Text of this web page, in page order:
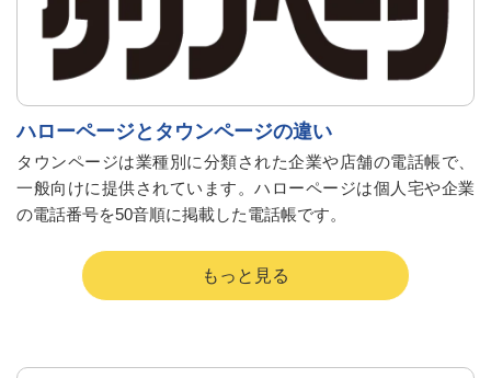
ハローページとタウンページの違い
タウンページは業種別に分類された企業や店舗の電話帳で、
一般向けに提供されています。ハローページは個人宅や企業
の電話番号を50音順に掲載した電話帳です。